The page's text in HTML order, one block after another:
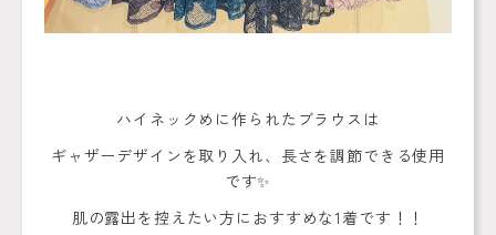
ハイネックめに作られたブラウスは
ギャザーデザインを取り入れ、長さを調節できる使用
です✨
肌の露出を控えたい方におすすめな1着です！！